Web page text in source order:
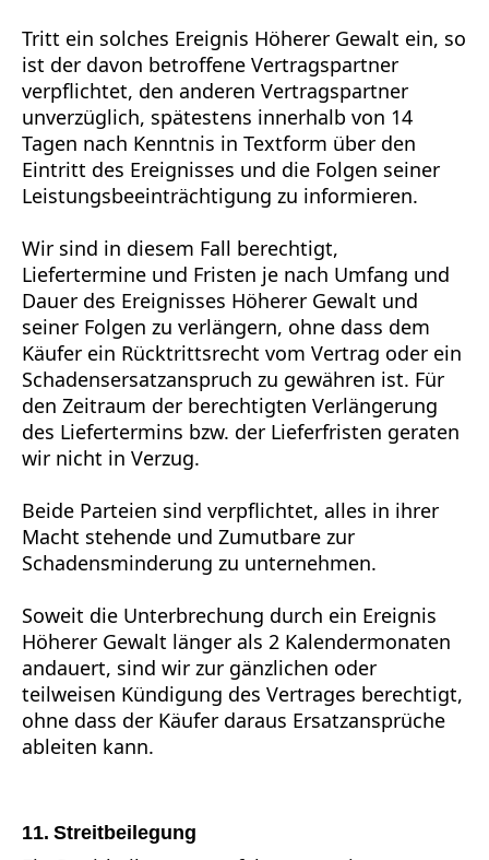
Tritt ein solches Ereignis Höherer Gewalt ein, so
ist der davon betroffene Vertragspartner
verpflichtet, den anderen Vertragspartner
unverzüglich, spätestens innerhalb von 14
Tagen nach Kenntnis in Textform über den
Eintritt des Ereignisses und die Folgen seiner
Leistungsbeeinträchtigung zu informieren.
Wir sind in diesem Fall berechtigt,
Liefertermine und Fristen je nach Umfang und
Dauer des Ereignisses Höherer Gewalt und
seiner Folgen zu verlängern, ohne dass dem
Käufer ein Rücktrittsrecht vom Vertrag oder ein
Schadensersatzanspruch zu gewähren ist. Für
den Zeitraum der berechtigten Verlängerung
des Liefertermins bzw. der Lieferfristen geraten
wir nicht in Verzug.
Beide Parteien sind verpflichtet, alles in ihrer
Macht stehende und Zumutbare zur
Schadensminderung zu unternehmen.
Soweit die Unterbrechung durch ein Ereignis
Höherer Gewalt länger als 2 Kalendermonaten
andauert, sind wir zur gänzlichen oder
teilweisen Kündigung des Vertrages berechtigt,
ohne dass der Käufer daraus Ersatzansprüche
ableiten kann.
11. Streitbeilegung